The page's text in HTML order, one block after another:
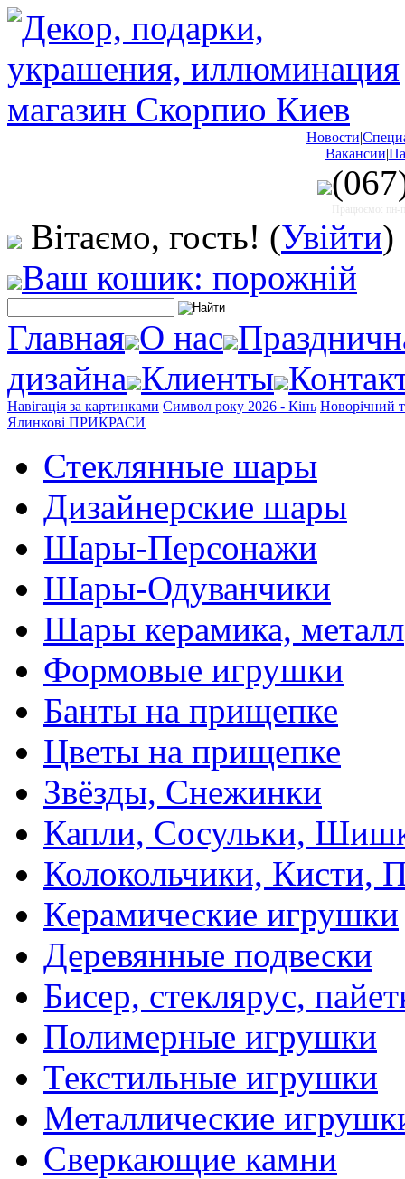
Новости|
Вакансии|
Працюємо: пн-
Вітаємо, гость! (Увійти)
Ваш кошик: порожній
Главная О нас
дизайна Клиенты
Навігація за картинками Символ року 2026 - Кінь Новорічний
Ялинкові ПРИКРАСИ
Стеклянные шары
Дизайнерские шары
Шары-Персонажи
Шары-Одуванчики
Шары керамика, металл
Формовые игрушки
Банты на прищепке
Цветы на прищепке
Звёзды, Снежинки
Капли, Сосульки,
Колокольчики, Кисти,
Керамические игрушки
Деревянные подвески
Бисер, стеклярус,
Полимерные игрушки
Текстильные игрушки
Металлические
Сверкающие камни